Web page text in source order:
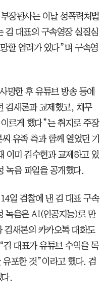
장판사는 이날 성폭력처벌
김 대표의 구속영장 실질심
할 염려가 있다”며 구속영
망한 후 유튜브 방송 등에
김새론과 교제했고, 채무
르게 했다”는 취지로 주장
유족 측과 함께 열었던 기
이미 김수현과 교제하고 있
녹음 파일을 공개했다.
일 검찰에 낸 김 대표 구속
녹음은 AI(인공지능)로 만
김새론의 카카오톡 대화도
대표가 유튜브 수익을 목
유포한 것”이라고 했다. 검
.